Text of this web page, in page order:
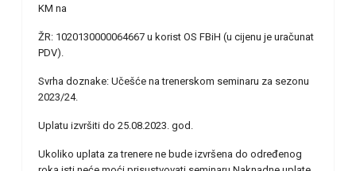
KM na
ŽR: 1020130000064667 u korist OS FBiH (u cijenu je uračunat
PDV).
Svrha doznake: Učešće na trenerskom seminaru za sezonu
2023/24.
Uplatu izvršiti do 25.08.2023. god.
Ukoliko uplata za trenere ne bude izvršena do određenog